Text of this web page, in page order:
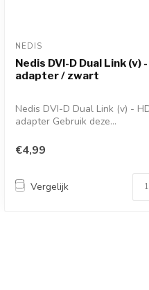
NEDIS
Nedis DVI-D Dual Link (v)
adapter / zwart
Nedis DVI-D Dual Link (v) -
adapter Gebruik deze...
€4,99
Vergelijk